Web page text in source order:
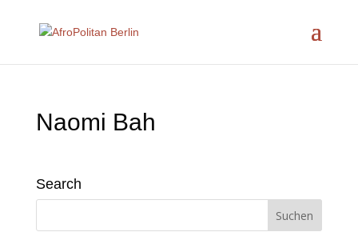
Naomi Bah
Search